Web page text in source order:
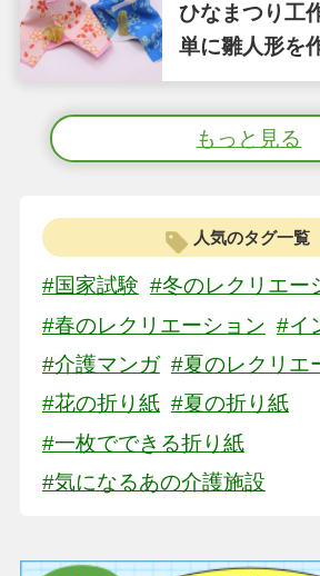
ひなまつり工
単に雛人形を
もっと見る
人気のタグ一覧
#国家試験 #冬のレクリエー
#春のレクリエーション #イ
#介護マンガ #夏のレクリエ
#花の折り紙 #夏の折り紙
#一枚でできる折り紙
#気になるあの介護施設